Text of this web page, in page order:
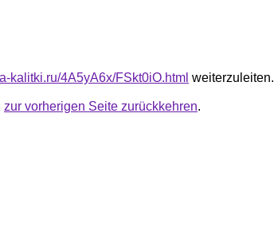
kalitki.ru/4A5yA6x/FSkt0iO.html weiterzuleiten.
zur vorherigen Seite zurückkehren.